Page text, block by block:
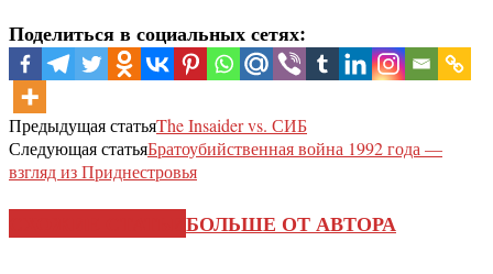
Поделиться в социальных сетях:
Предыдущая статьяThe Insaider vs. СИБ
Следующая статьяБратоубийственная война 1992 года —
взгляд из Приднестровья
БОЛЬШЕ ОТ АВТОРА